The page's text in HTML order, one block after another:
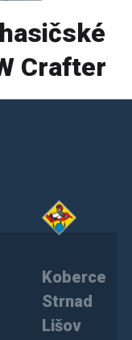
Crafter
Koberce
Strnad
Lišov